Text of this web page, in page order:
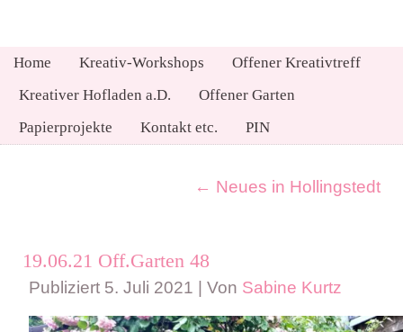
Home Kreativ-Workshops
Offener Kreativtreff
Kreativer Hofladen a.D.
Offener Garten
Papierprojekte
Kontakt etc. PIN
← Neues in Hollingstedt
19.06.21 Off.Garten 48
Publiziert 5. Juli 2021 Von Sabine Kurtz